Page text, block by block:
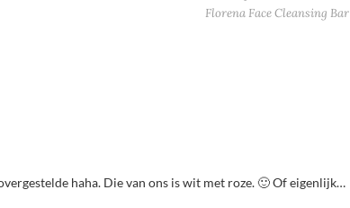
Florena Face Cleansing Bar
haha. Die van ons is wit met roze. 🙂 Of eigenlijk…